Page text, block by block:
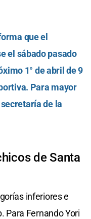
que el
el sábado pasado
1° de abril de 9
Para mayor
de la
de Santa
inferiores e
Para Fernando Yori